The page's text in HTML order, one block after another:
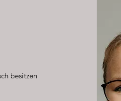
besitzen